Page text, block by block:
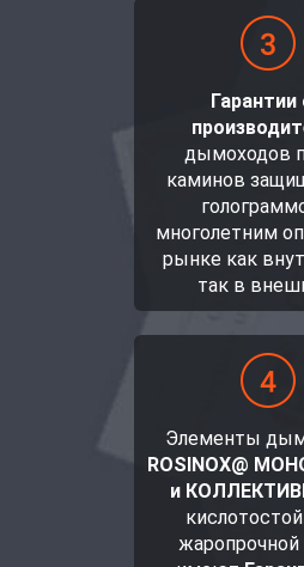
Гарантии
дымоходов
каминов
многолетним
рынке как
так в
Элементы
ROSINOX@
и
жаропрочной